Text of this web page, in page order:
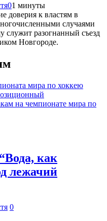
01 минуты
доверия к властям в
случаями
разогнанный съезд
Новгороде.
мира по хоккею
на чемпионате мира по
как
лежачий
0